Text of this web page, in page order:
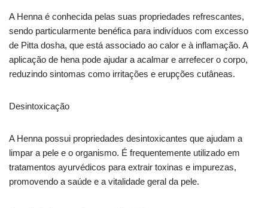
A Henna é conhecida pelas suas propriedades refrescantes,
sendo particularmente benéfica para indivíduos com excesso
de Pitta dosha, que está associado ao calor e à inflamação. A
aplicação de hena pode ajudar a acalmar e arrefecer o corpo,
reduzindo sintomas como irritações e erupções cutâneas.
Desintoxicação
A Henna possui propriedades desintoxicantes que ajudam a
limpar a pele e o organismo. É frequentemente utilizado em
tratamentos ayurvédicos para extrair toxinas e impurezas,
promovendo a saúde e a vitalidade geral da pele.